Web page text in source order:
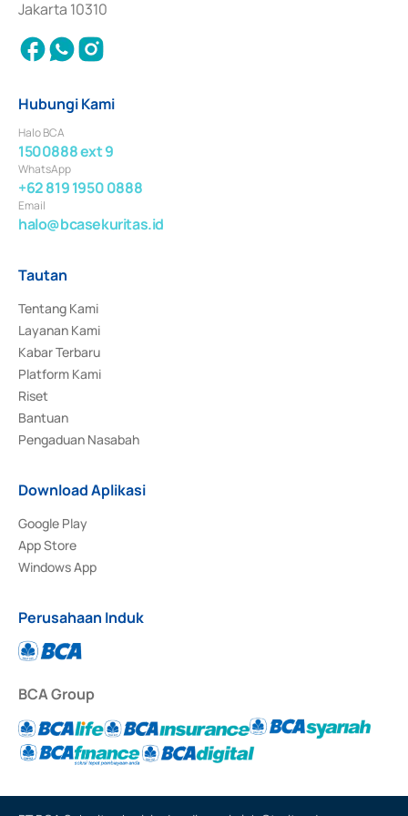
Jakarta 10310
Hubungi Kami
Halo BCA
1500888 ext 9
WhatsApp
+62 819 1950 0888
Email
halo@bcasekuritas.id
Tautan
Tentang Kami
Layanan Kami
Kabar Terbaru
Platform Kami
Riset
Bantuan
Pengaduan Nasabah
Download Aplikasi
Google Play
App Store
Windows App
Perusahaan Induk
BCA Group